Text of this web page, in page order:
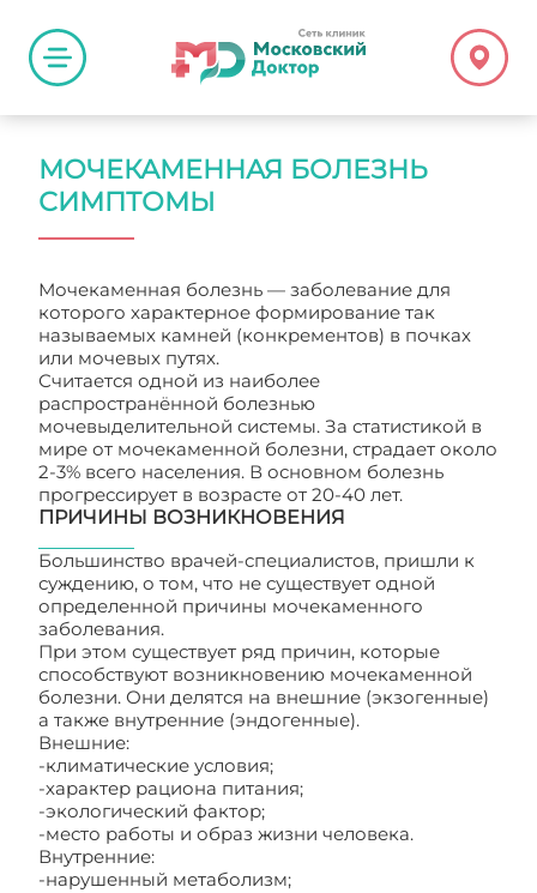
МОЧЕКАМЕННАЯ БОЛЕЗНЬ
СИМПТОМЫ
Мочекаменная болезнь — заболевание для
которого характерное формирование так
называемых камней (конкрементов) в почках
или мочевых путях.
Считается одной из наиболее
распространённой болезнью
мочевыделительной системы. За статистикой в
мире от мочекаменной болезни, страдает около
2-3% всего населения. В основном болезнь
прогрессирует в возрасте от 20-40 лет.
ПРИЧИНЫ ВОЗНИКНОВЕНИЯ
Большинство врачей-специалистов, пришли к
суждению, о том, что не существует одной
определенной причины мочекаменного
заболевания.
При этом существует ряд причин, которые
способствуют возникновению мочекаменной
болезни. Они делятся на внешние (экзогенные)
а также внутренние (эндогенные).
Внешние:
-климатические условия;
-характер рациона питания;
-экологический фактор;
-место работы и образ жизни человека.
Внутренние:
-нарушенный метаболизм;